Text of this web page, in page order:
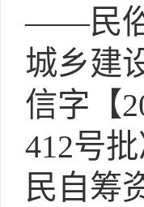
——民俗
城乡建
信字【
412号
民自筹